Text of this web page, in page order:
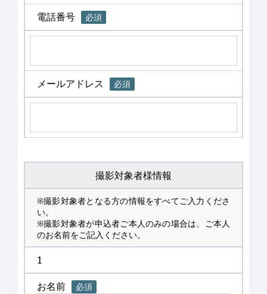
電話番号 必須
メールアドレス 必須
撮影対象者様情報
※撮影対象者となる方の情報をすべてご入力くださ
い。
※撮影対象者が申込者ご本人のみの場合は、ご本人
のお名前をご記入ください。
1
お名前
必須